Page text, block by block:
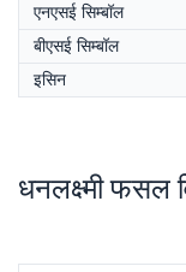
एनएसई सिम्बॉल
बीएसई सिम्बॉल
इसिन
धनलक्ष्मी फसल